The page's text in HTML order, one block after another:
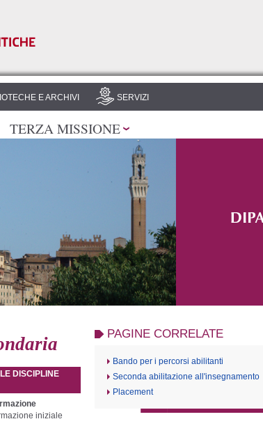
E ARCHIVI SERVIZI
TERZA MISSIONE
DISCIPLINE
iniziale
PAGINE CORRELATE
Bando per i percorsi abilitanti
Seconda abilitazione all'insegnamento
Placement